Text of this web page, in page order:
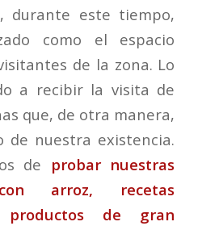
durante este tiempo,
como el espacio
de la zona. Lo
a recibir la visita de
que, de otra manera,
de nuestra existencia.
de probar nuestras
arroz, recetas
de gran